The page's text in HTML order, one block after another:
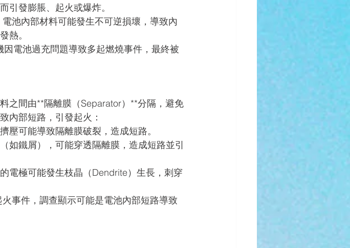
引發膨脹、起火或爆炸。
池內部材料可能發生不可逆損壞，導致內
熱。
電池過充問題導致多起燃燒事件，最終被
之間由**隔離膜（Separator）**分隔，避免
內部短路，引發起火：
壓可能導致隔離膜破裂，造成短路。
如鐵屑），可能穿透隔離膜，造成短路並引
電極可能發生枝晶（Dendrite）生長，刺穿
事件，調查顯示可能是電池內部短路導致